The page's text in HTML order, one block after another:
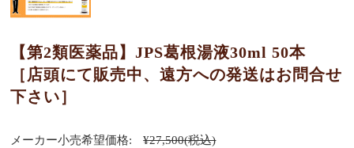
【第2類医薬品】JPS葛根湯液30ml 50本
［店頭にて販売中、遠方への発送はお問合せ
下さい］
メーカー小売希望価格: ¥27,500(税込)